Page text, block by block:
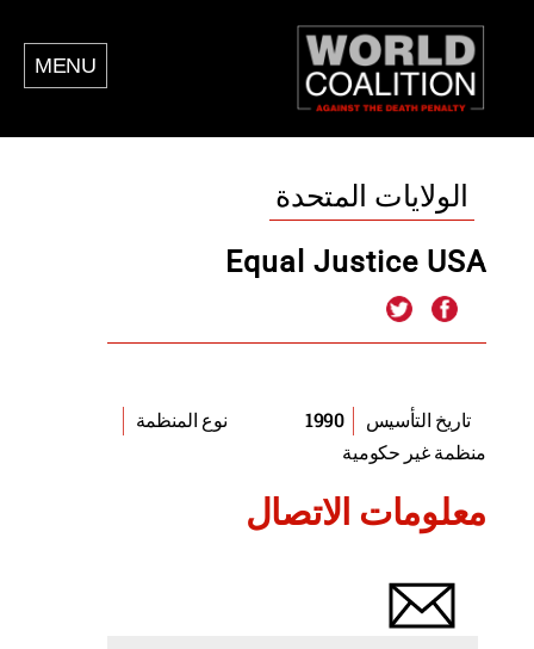
MENU
الولايات المتحدة
Equal Justice USA
تاريخ التأسيس 1990 نوع المنظمة
منظمة غير حكومية
معلومات الاتصال